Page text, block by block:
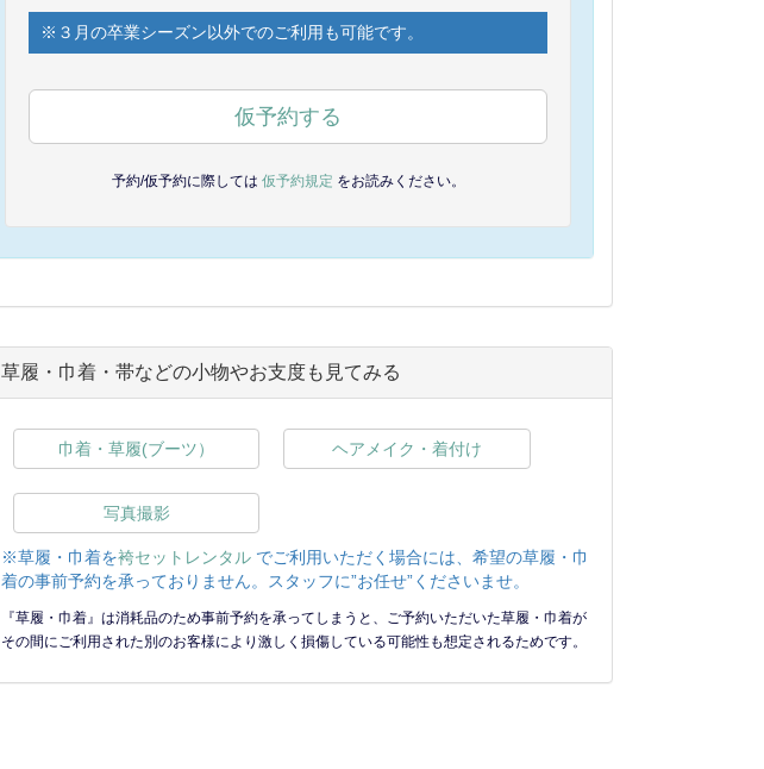
※３月の卒業シーズン以外でのご利用も可能です。
仮予約する
予約/仮予約に際しては 仮予約規定 をお読みください。
草履・巾着・帯などの小物やお支度も見てみる
巾着・草履(ブーツ） ヘアメイク・着付け
写真撮影
※草履・巾着を袴セットレンタル でご利用いただく場合には、希望の草履・巾
着の事前予約を承っておりません。スタッフに”お任せ”くださいませ。
『草履・巾着』は消耗品のため事前予約を承ってしまうと、ご予約いただいた草履・巾着が
その間にご利用された別のお客様により激しく損傷している可能性も想定されるためです。